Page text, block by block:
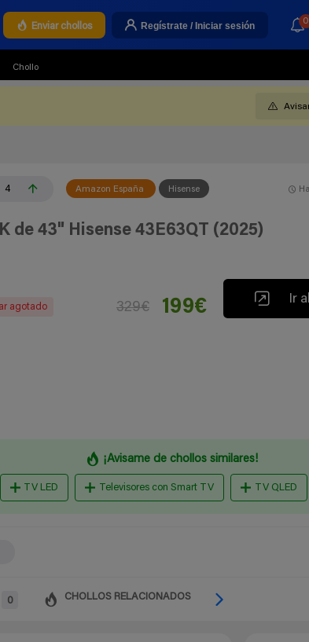
Enviar chollos Regístrate / Iniciar sesión 0
Chollo
4 Amazon España Hisense
de 43" Hisense 43E63QT (2025)
agotado 329€ 199€ Ir
¡Avisame de chollos similares!
TV LED Televisores con Smart TV TV QLED
0 CHOLLOS RELACIONADOS